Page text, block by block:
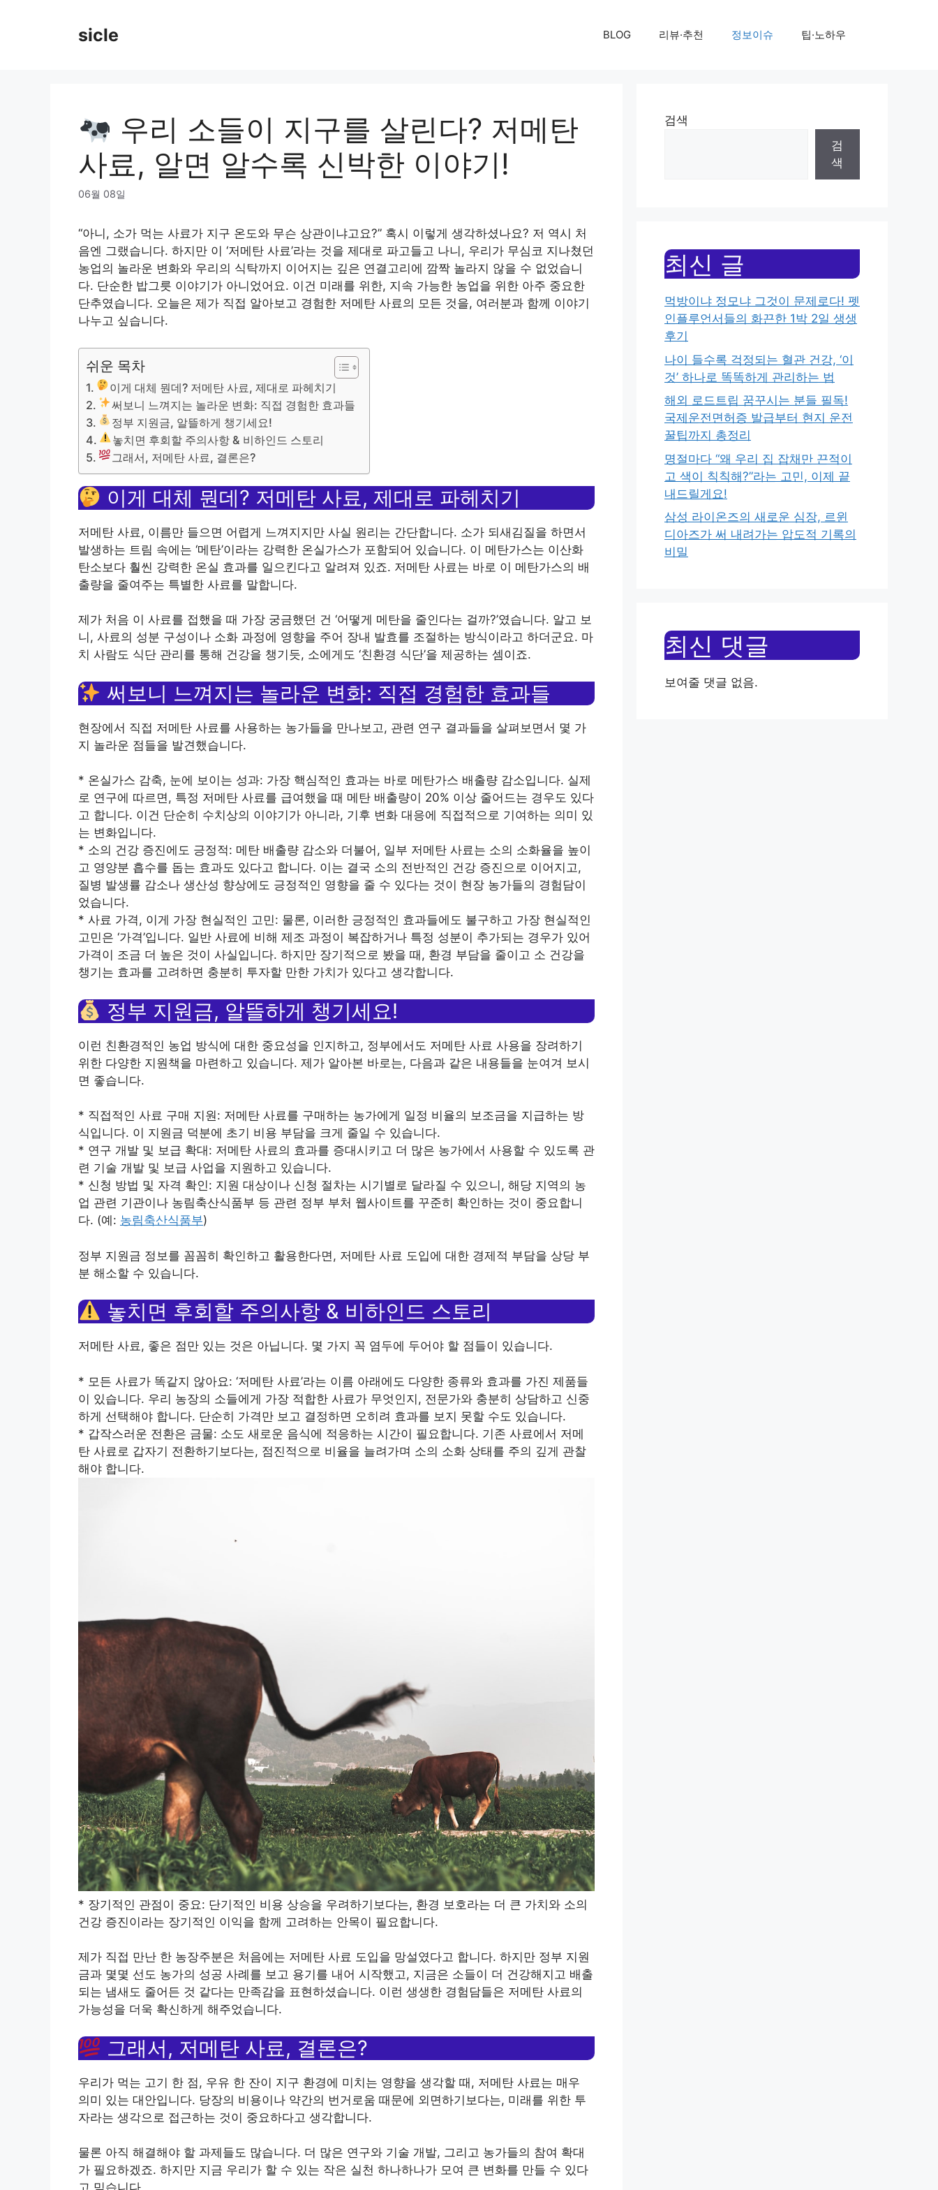
sicle BLOG 리뷰·추천 정보이슈 팁·노하우
우리 소들이 지구를 살린다? 저메탄
사료, 알면 알수록 신박한 이야기!
06월 08일
“아니, 소가 먹는 사료가 지구 온도와 무슨 상관이냐고요?” 혹시 이렇게 생각하셨나요? 저 역시 처
음엔 그랬습니다. 하지만 이 ‘저메탄 사료’라는 것을 제대로 파고들고 나니, 우리가 무심코 지나쳤던
농업의 놀라운 변화와 우리의 식탁까지 이어지는 깊은 연결고리에 깜짝 놀라지 않을 수 없었습니
다. 단순한 밥그릇 이야기가 아니었어요. 이건 미래를 위한, 지속 가능한 농업을 위한 아주 중요한
단추였습니다. 오늘은 제가 직접 알아보고 경험한 저메탄 사료의 모든 것을, 여러분과 함께 이야기
나누고 싶습니다.
쉬운 목차
이게 대체 뭔데? 저메탄 사료, 제대로 파헤치기
써보니 느껴지는 놀라운 변화: 직접 경험한 효과들
정부 지원금, 알뜰하게 챙기세요!
놓치면 후회할 주의사항 & 비하인드 스토리
그래서, 저메탄 사료, 결론은?
이게 대체 뭔데? 저메탄 사료, 제대로 파헤치기
저메탄 사료, 이름만 들으면 어렵게 느껴지지만 사실 원리는 간단합니다. 소가 되새김질을 하면서
발생하는 트림 속에는 ‘메탄’이라는 강력한 온실가스가 포함되어 있습니다. 이 메탄가스는 이산화
탄소보다 훨씬 강력한 온실 효과를 일으킨다고 알려져 있죠. 저메탄 사료는 바로 이 메탄가스의 배
출량을 줄여주는 특별한 사료를 말합니다.
제가 처음 이 사료를 접했을 때 가장 궁금했던 건 ‘어떻게 메탄을 줄인다는 걸까?’였습니다. 알고 보
니, 사료의 성분 구성이나 소화 과정에 영향을 주어 장내 발효를 조절하는 방식이라고 하더군요. 마
치 사람도 식단 관리를 통해 건강을 챙기듯, 소에게도 ‘친환경 식단’을 제공하는 셈이죠.
써보니 느껴지는 놀라운 변화: 직접 경험한 효과들
현장에서 직접 저메탄 사료를 사용하는 농가들을 만나보고, 관련 연구 결과들을 살펴보면서 몇 가
지 놀라운 점들을 발견했습니다.
* 온실가스 감축, 눈에 보이는 성과: 가장 핵심적인 효과는 바로 메탄가스 배출량 감소입니다. 실제
로 연구에 따르면, 특정 저메탄 사료를 급여했을 때 메탄 배출량이 20% 이상 줄어드는 경우도 있다
고 합니다. 이건 단순히 수치상의 이야기가 아니라, 기후 변화 대응에 직접적으로 기여하는 의미 있
는 변화입니다.
* 소의 건강 증진에도 긍정적: 메탄 배출량 감소와 더불어, 일부 저메탄 사료는 소의 소화율을 높이
고 영양분 흡수를 돕는 효과도 있다고 합니다. 이는 결국 소의 전반적인 건강 증진으로 이어지고,
질병 발생률 감소나 생산성 향상에도 긍정적인 영향을 줄 수 있다는 것이 현장 농가들의 경험담이
었습니다.
* 사료 가격, 이게 가장 현실적인 고민: 물론, 이러한 긍정적인 효과들에도 불구하고 가장 현실적인
고민은 ‘가격’입니다. 일반 사료에 비해 제조 과정이 복잡하거나 특정 성분이 추가되는 경우가 있어
가격이 조금 더 높은 것이 사실입니다. 하지만 장기적으로 봤을 때, 환경 부담을 줄이고 소 건강을
챙기는 효과를 고려하면 충분히 투자할 만한 가치가 있다고 생각합니다.
정부 지원금, 알뜰하게 챙기세요!
이런 친환경적인 농업 방식에 대한 중요성을 인지하고, 정부에서도 저메탄 사료 사용을 장려하기
위한 다양한 지원책을 마련하고 있습니다. 제가 알아본 바로는, 다음과 같은 내용들을 눈여겨 보시
면 좋습니다.
* 직접적인 사료 구매 지원: 저메탄 사료를 구매하는 농가에게 일정 비율의 보조금을 지급하는 방
식입니다. 이 지원금 덕분에 초기 비용 부담을 크게 줄일 수 있습니다.
* 연구 개발 및 보급 확대: 저메탄 사료의 효과를 증대시키고 더 많은 농가에서 사용할 수 있도록 관
련 기술 개발 및 보급 사업을 지원하고 있습니다.
* 신청 방법 및 자격 확인: 지원 대상이나 신청 절차는 시기별로 달라질 수 있으니, 해당 지역의 농
업 관련 기관이나 농림축산식품부 등 관련 정부 부처 웹사이트를 꾸준히 확인하는 것이 중요합니
다. (예: 농림축산식품부)
정부 지원금 정보를 꼼꼼히 확인하고 활용한다면, 저메탄 사료 도입에 대한 경제적 부담을 상당 부
분 해소할 수 있습니다.
놓치면 후회할 주의사항 & 비하인드 스토리
저메탄 사료, 좋은 점만 있는 것은 아닙니다. 몇 가지 꼭 염두에 두어야 할 점들이 있습니다.
* 모든 사료가 똑같지 않아요: ‘저메탄 사료’라는 이름 아래에도 다양한 종류와 효과를 가진 제품들
이 있습니다. 우리 농장의 소들에게 가장 적합한 사료가 무엇인지, 전문가와 충분히 상담하고 신중
하게 선택해야 합니다. 단순히 가격만 보고 결정하면 오히려 효과를 보지 못할 수도 있습니다.
* 갑작스러운 전환은 금물: 소도 새로운 음식에 적응하는 시간이 필요합니다. 기존 사료에서 저메
탄 사료로 갑자기 전환하기보다는, 점진적으로 비율을 늘려가며 소의 소화 상태를 주의 깊게 관찰
해야 합니다.
* 장기적인 관점이 중요: 단기적인 비용 상승을 우려하기보다는, 환경 보호라는 더 큰 가치와 소의
건강 증진이라는 장기적인 이익을 함께 고려하는 안목이 필요합니다.
제가 직접 만난 한 농장주분은 처음에는 저메탄 사료 도입을 망설였다고 합니다. 하지만 정부 지원
금과 몇몇 선도 농가의 성공 사례를 보고 용기를 내어 시작했고, 지금은 소들이 더 건강해지고 배출
되는 냄새도 줄어든 것 같다는 만족감을 표현하셨습니다. 이런 생생한 경험담들은 저메탄 사료의
가능성을 더욱 확신하게 해주었습니다.
그래서, 저메탄 사료, 결론은?
우리가 먹는 고기 한 점, 우유 한 잔이 지구 환경에 미치는 영향을 생각할 때, 저메탄 사료는 매우
의미 있는 대안입니다. 당장의 비용이나 약간의 번거로움 때문에 외면하기보다는, 미래를 위한 투
자라는 생각으로 접근하는 것이 중요하다고 생각합니다.
물론 아직 해결해야 할 과제들도 많습니다. 더 많은 연구와 기술 개발, 그리고 농가들의 참여 확대
가 필요하겠죠. 하지만 지금 우리가 할 수 있는 작은 실천 하나하나가 모여 큰 변화를 만들 수 있다
검색
검
색
최신 글
먹방이냐 정모냐 그것이 문제로다! 펫
인플루언서들의 화끈한 1박 2일 생생
후기
나이 들수록 걱정되는 혈관 건강, ‘이
것’ 하나로 똑똑하게 관리하는 법
해외 로드트립 꿈꾸시는 분들 필독!
국제운전면허증 발급부터 현지 운전
꿀팁까지 총정리
명절마다 “왜 우리 집 잡채만 끈적이
고 색이 칙칙해?”라는 고민, 이제 끝
내드릴게요!
삼성 라이온즈의 새로운 심장, 르윈
디아즈가 써 내려가는 압도적 기록의
비밀
최신 댓글
보여줄 댓글 없음.